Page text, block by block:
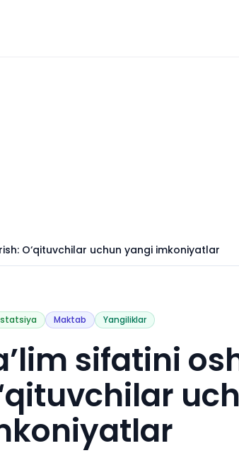
O‘qituvchilar uchun yangi imkoniyatlar
Maktab Yangiliklar
sifatini